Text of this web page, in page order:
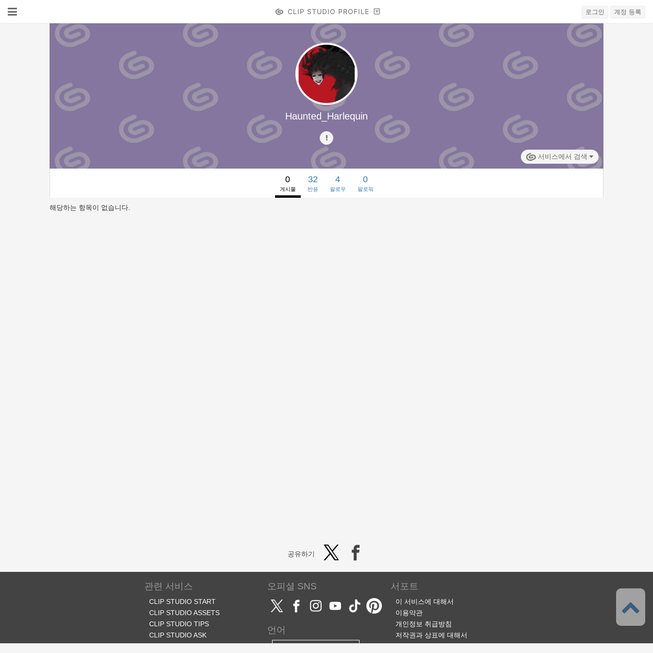
CLIP STUDIO PROFILE 로그인 계정 등록
Haunted_Harlequin
서비스에서 검색
0
게시물
32
반응
4
팔로우
0
팔로워
해당하는 항목이 없습니다.
공유하기
관련 서비스
CLIP STUDIO START
CLIP STUDIO ASSETS
CLIP STUDIO TIPS
CLIP STUDIO ASK
오피셜 SNS
언어
서포트
이 서비스에 대해서
이용약관
개인정보 취급방침
저작권과 상표에 대해서